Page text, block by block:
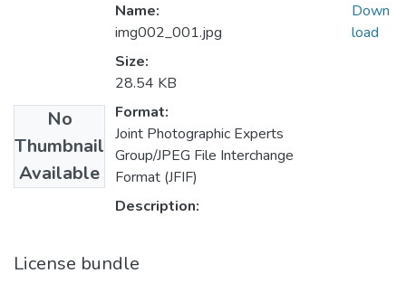
No
Thumbnail
Available
Name:
img002_001.jpg
Size:
28.54 KB
Format:
Joint Photographic Experts
Group/JPEG File Interchange
Format (JFIF)
Description:
Down
load
License bundle